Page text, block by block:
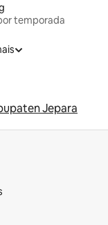
temporada
Jepara